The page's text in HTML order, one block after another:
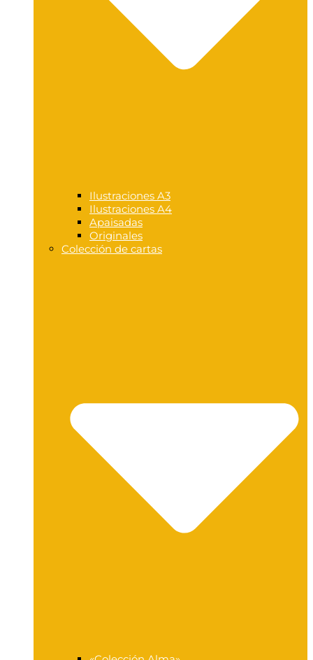
Ilustraciones A3
Ilustraciones A4
Apaisadas
Originales
Colección de cartas